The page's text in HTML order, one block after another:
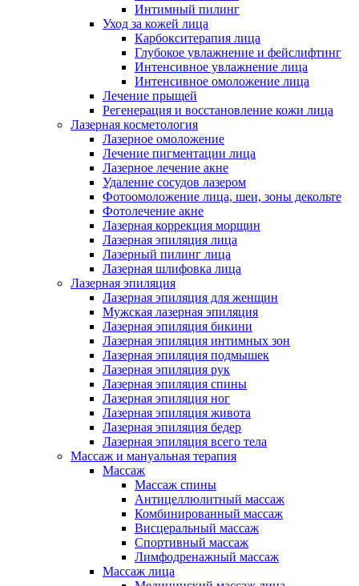
Интимный пилинг
Уход за кожей лица
Карбокситерапия лица
Глубокое увлажнение и фейслифтинг
Интенсивное увлажнение лица
Интенсивное омоложение лица
Лечение прыщей
Регенерация и восстановление кожи лица
Лазерная косметология
Лазерное омоложение
Лечение пигментации лица
Лазерное лечение акне
Удаление сосудов лазером
Фотоомоложение лица, шеи, зоны декольте
Фотолечение акне
Лазерная коррекция морщин
Лазерная эпиляция лица
Лазерный пилинг лица
Лазерная шлифовка лица
Лазерная эпиляция
Лазерная эпиляция для женщин
Мужская лазерная эпиляция
Лазерная эпиляция бикини
Лазерная эпиляция интимных зон
Лазерная эпиляция подмышек
Лазерная эпиляция рук
Лазерная эпиляция спины
Лазерная эпиляция ног
Лазерная эпиляция живота
Лазерная эпиляция бедер
Лазерная эпиляция всего тела
Массаж и мануальная терапия
Массаж
Массаж спины
Антицеллюлитный массаж
Комбинированный массаж
Висцеральный массаж
Спортивный массаж
Лимфодренажный массаж
Массаж лица